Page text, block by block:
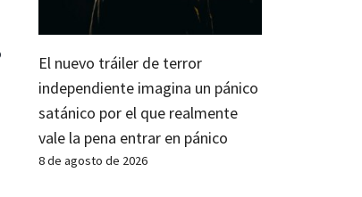
El nuevo tráiler de terror
independiente imagina un pánico
satánico por el que realmente
vale la pena entrar en pánico
8 de agosto de 2026